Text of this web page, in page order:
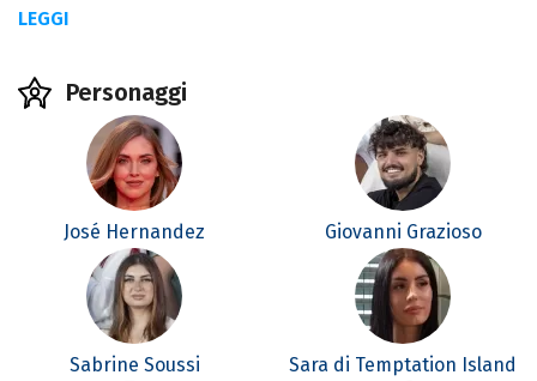
LEGGI
Personaggi
José Hernandez Giovanni Grazioso
Sabrine Soussi Sara di Temptation Island